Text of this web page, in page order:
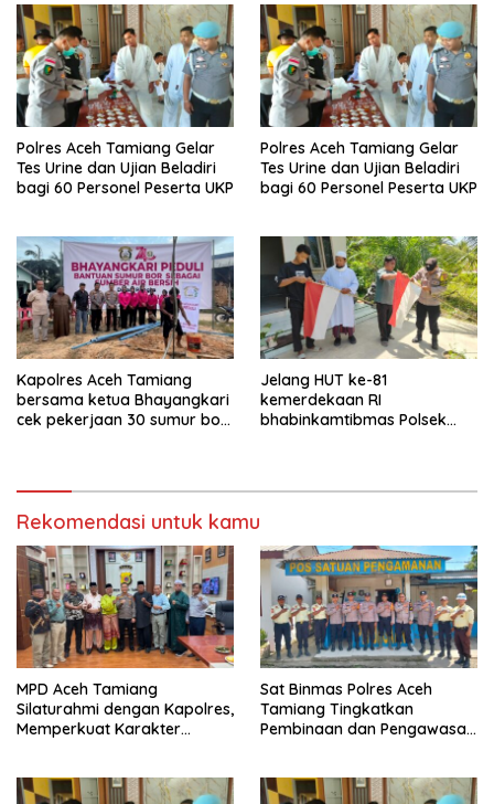
Polres Aceh Tamiang Gelar
Tes Urine dan Ujian Beladiri
bagi 60 Personel Peserta UKP
Polres Aceh Tamiang Gelar
Tes Urine dan Ujian Beladiri
bagi 60 Personel Peserta UKP
Kapolres Aceh Tamiang
bersama ketua Bhayangkari
cek pekerjaan 30 sumur bor
Jelang HUT ke-81
kemerdekaan RI
bhabinkamtibmas Polsek
Rekomendasi untuk kamu
MPD Aceh Tamiang
Silaturahmi dengan Kapolres,
Memperkuat Karakter
Sat Binmas Polres Aceh
Tamiang Tingkatkan
Pembinaan dan Pengawasan